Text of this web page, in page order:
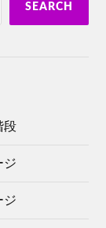
SEARCH
段
ジ
ジ